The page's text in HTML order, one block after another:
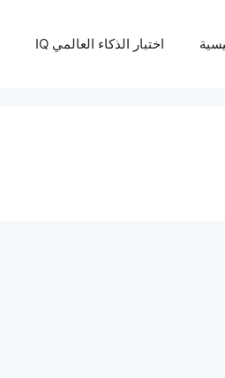
اختبار الذكاء العالمي IQ